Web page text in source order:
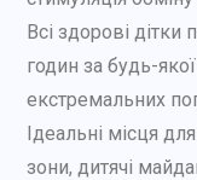
Всі здорові
годин за будь-
екстремальних
Ідеальні місця
зони, дитячі